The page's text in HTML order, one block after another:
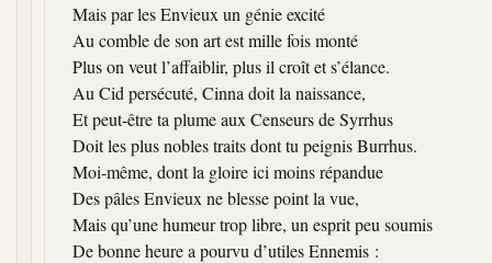
Mais par les Envieux un génie excité
Au comble de son art est mille fois monté
Plus on veut l’affaiblir, plus il croît et s’élance.
Au Cid persécuté, Cinna doit la naissance,
Et peut-être ta plume aux Censeurs de Syrrhus
Doit les plus nobles traits dont tu peignis Burrhus.
Moi-même, dont la gloire ici moins répandue
Des pâles Envieux ne blesse point la vue,
Mais qu’une humeur trop libre, un esprit peu soumis
De bonne heure a pourvu d’utiles Ennemis :